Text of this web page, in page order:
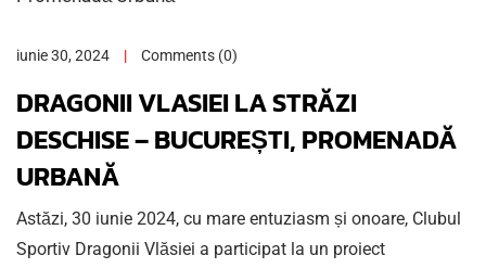
iunie 30, 2024 Comments (0)
DRAGONII VLASIEI LA STRĂZI
DESCHISE – BUCUREȘTI, PROMENADĂ
URBANĂ
Astăzi, 30 iunie 2024, cu mare entuziasm și onoare, Clubul
Sportiv Dragonii Vlăsiei a participat la un proiect